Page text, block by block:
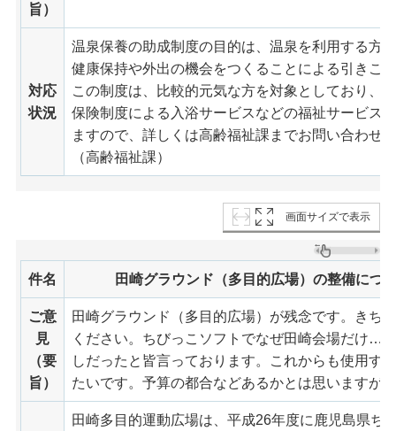
旨）
対応
状況
温泉保養の助成制度の目的は、温泉を利用する方
健康保持や外出の機会をつくることによる引きこ
この制度は、比較的元気な方を対象としており、
保険制度による入浴サービスなどの福祉サービス
ますので、詳しくは高齢福祉課までお問い合わせ
（高齢福祉課）
画面サイズで表示
件名 田崎グラウンド（多目的広場）の整備につ
ご意
見
（要
旨）
田崎グラウンド（多目的広場）が残念です。きち
ください。ちびっこソフトでなぜ田崎会場だけ…
しだったと皆言っております。これからも使用す
たいです。予算の都合などあるかとは思いますが
田崎多目的運動広場は、平成26年度に鹿児島県ち